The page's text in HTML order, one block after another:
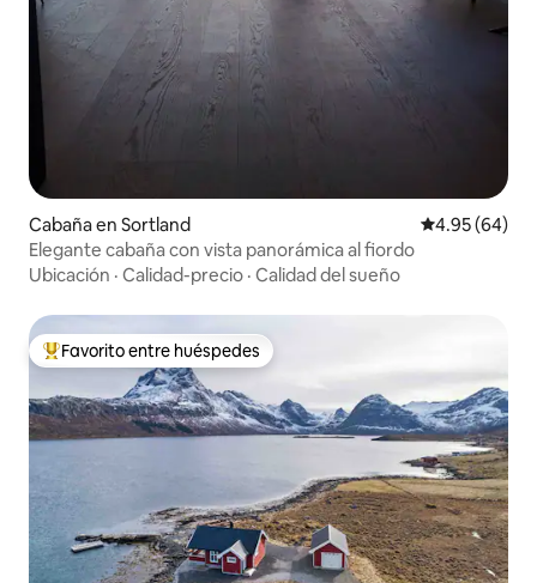
Cabaña en Sortland Calificación
4.95 (64)
Elegante cabaña con vista panorámica al fiordo
Ubicación · Calidad-precio · Calidad del sueño
Favorito entre huéspedes preferido
Favorito entre huéspedes